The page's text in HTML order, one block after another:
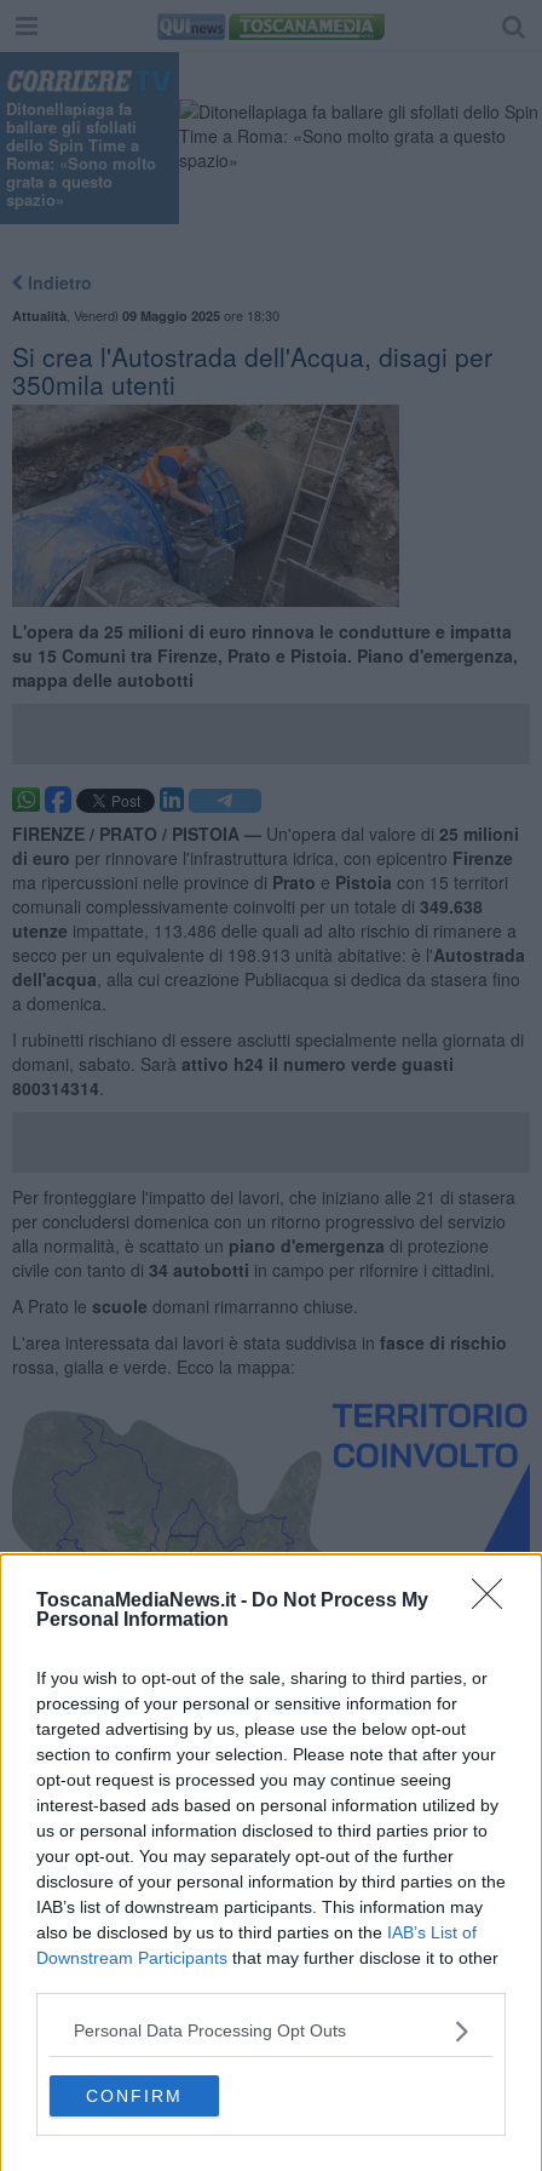
ToscanaMediaNews.it - Do Not Process My
Personal Information
If you wish to opt-out of the sale, sharing to third parties, or
processing of your personal or sensitive information for
targeted advertising by us, please use the below opt-out
section to confirm your selection. Please note that after your
opt-out request is processed you may continue seeing
interest-based ads based on personal information utilized by
us or personal information disclosed to third parties prior to
your opt-out. You may separately opt-out of the further
disclosure of your personal information by third parties on the
IAB’s list of downstream participants. This information may
also be disclosed by us to third parties on the IAB’s List of
Downstream Participants that may further disclose it to other
Personal Data Processing Opt Outs
CONFIRM
Ditonellapiaga fa
ballare gli sfollati
dello Spin Time a
Roma: «Sono molto
grata a questo
spazio»
Indietro
Attualità Venerdì 09 Maggio 2025ore 18:30
Si crea l'Autostrada dell'Acqua, disagi per
350mila utenti
L'opera da 25 milioni di euro rinnova le condutture e impatta
su 15 Comuni tra Firenze, Prato e Pistoia. Piano d'emergenza,
mappa delle autobotti
FIRENZE / PRATO / PISTOIA — Un'opera dal valore di 25 milioni
di euro per rinnovare l'infrastruttura idrica, con epicentro Firenze
ma ripercussioni nelle province di Prato e Pistoia con 15 territori
comunali complessivamente coinvolti per un totale di 349.638
utenze impattate, 113.486 delle quali ad alto rischio di rimanere a
secco per un equivalente di 198.913 unità abitative: è l'Autostrada
dell'acqua , alla cui creazione Publiacqua si dedica da stasera fino
a domenica.
I rubinetti rischiano di essere asciutti specialmente nella giornata di
domani, sabato. Sarà attivo h24 il numero verde guasti
800314314
Per fronteggiare l'impatto dei lavori, che iniziano alle 21 di stasera
per concludersi domenica con un ritorno progressivo del servizio
alla normalità, è scattato un piano d'emergenza di protezione
civile con tanto di 34 autobotti in campo per rifornire i cittadini.
A Prato le scuole domani rimarranno chiuse.
L'area interessata dai lavori è stata suddivisa in fasce di rischio
rossa, gialla e verde. Ecco la mappa:
Le zone a rischio
Come si vede, i comuni coinvolti sono
Firenze, Calenzano ,Campi
Bisenzio, Fiesole,Scandicci,Sesto FiorentinoeSigna
nella
Città metropolitana fiorentina,Prato,Carmignano,Poggio a
Caianoe in bassa misuraMontemurlo nel Pratese,Pistoiacon 6
unità e poiAglianaeQuarratanel Pistoiese.
Dove saranno le autobotti
Comune diFirenze:
Piazza Berlinguer (zona Mandela Forum)
Via Masaccio (angolo viale Mazzini)
Piazzale delle Cascine
Via delle Panche (angolo via Carlo del Greco)
Viale Guidoni (parcheggio mercato ortofrutticolo)
Via Buonsignori (Ist. Leonardo da Vinci)